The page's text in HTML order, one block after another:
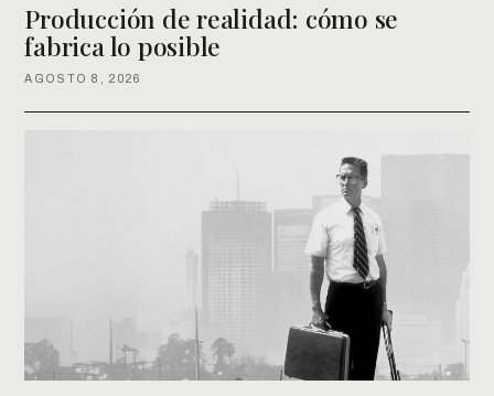
Producción de realidad: cómo se
fabrica lo posible
AGOSTO 8, 2026